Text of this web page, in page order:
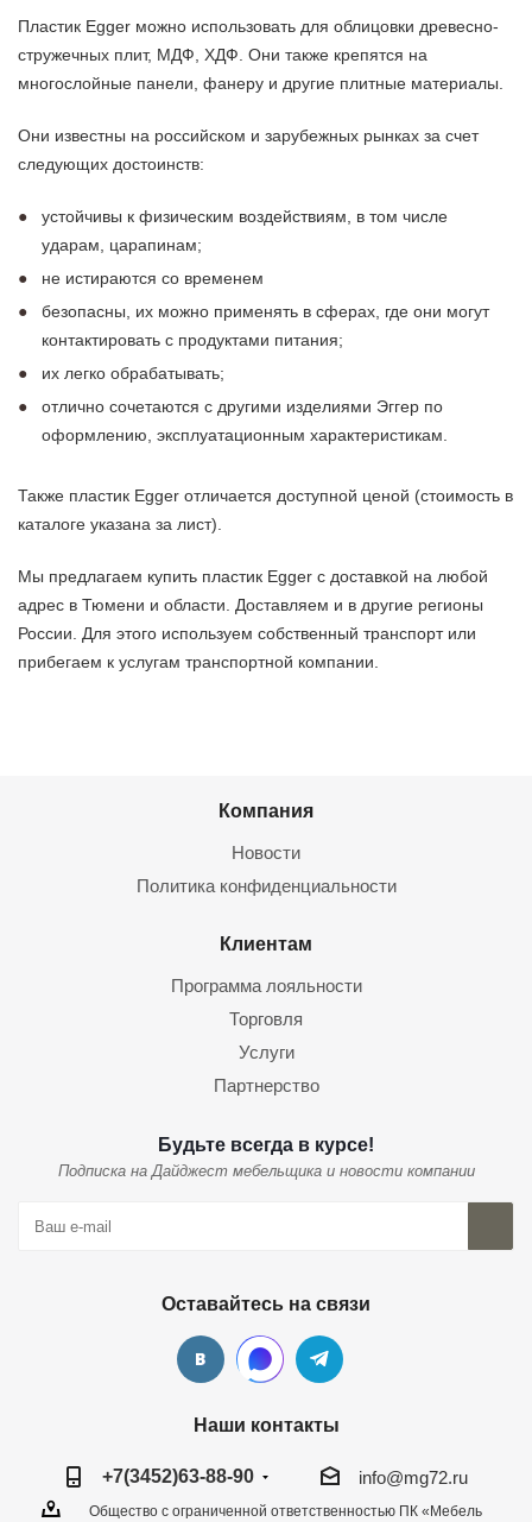
Пластик Egger можно использовать для облицовки древесно-
стружечных плит, МДФ, ХДФ. Они также крепятся на
многослойные панели, фанеру и другие плитные материалы.
Они известны на российском и зарубежных рынках за счет
следующих достоинств:
устойчивы к физическим воздействиям, в том числе
ударам, царапинам;
не истираются со временем
безопасны, их можно применять в сферах, где они могут
контактировать с продуктами питания;
их легко обрабатывать;
отлично сочетаются с другими изделиями Эггер по
оформлению, эксплуатационным характеристикам.
Также пластик Egger отличается доступной ценой (стоимость в
каталоге указана за лист).
Мы предлагаем купить пластик Egger с доставкой на любой
адрес в Тюмени и области. Доставляем и в другие регионы
России. Для этого используем собственный транспорт или
прибегаем к услугам транспортной компании.
Компания
Новости
Политика конфиденциальности
Клиентам
Программа лояльности
Торговля
Услуги
Партнерство
Будьте всегда в курсе!
Подписка на Дайджест мебельщика и новости компании
Оставайтесь на связи
Наши контакты
+7(3452)63-88-90 info@mg72.ru
Общество с ограниченной ответственностью ПК «Мебель